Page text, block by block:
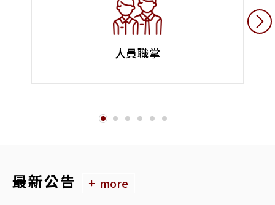
人員職掌
最新公告
more